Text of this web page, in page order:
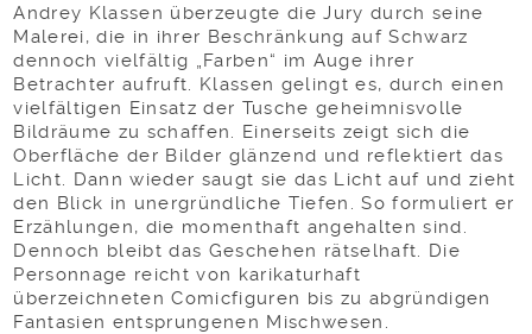
Andrey Klassen überzeugte die Jury durch seine
Malerei, die in ihrer Beschränkung auf Schwarz
dennoch vielfältig „Farben“ im Auge ihrer
Betrachter aufruft. Klassen gelingt es, durch einen
vielfältigen Einsatz der Tusche geheimnisvolle
Bildräume zu schaffen. Einerseits zeigt sich die
Oberfläche der Bilder glänzend und reflektiert das
Licht. Dann wieder saugt sie das Licht auf und zieht
den Blick in unergründliche Tiefen. So formuliert er
Erzählungen, die momenthaft angehalten sind.
Dennoch bleibt das Geschehen rätselhaft. Die
Personnage reicht von karikaturhaft
überzeichneten Comicfiguren bis zu abgründigen
Fantasien entsprungenen Mischwesen.